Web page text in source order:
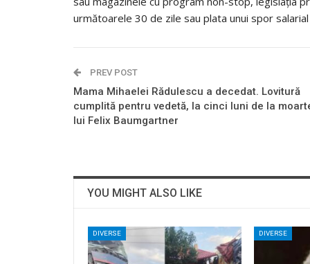
următoarele 30 de zile sau plata unui spor
PREV POST
Mama Mihaelei Rădulescu a decedat. Lovitură
cumplită pentru vedetă, la cinci luni de la
lui Felix Baumgartner
YOU MIGHT ALSO LIKE
DIVERSE DIVERSE